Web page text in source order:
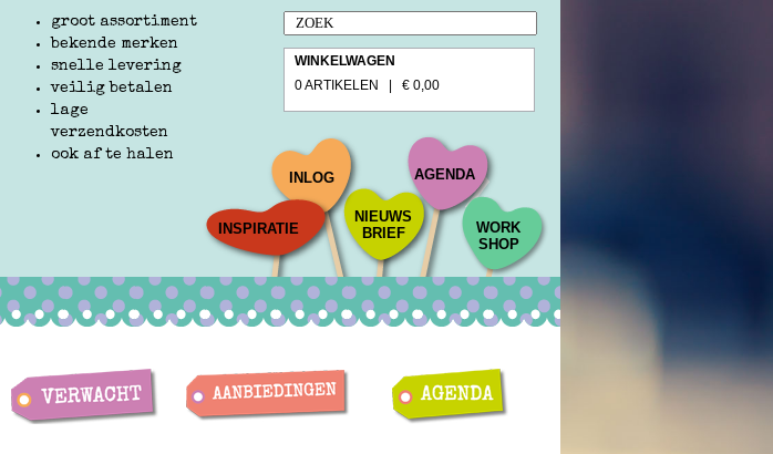
groot assortiment
bekende merken
snelle levering
veilig betalen
lage
verzendkosten
ook af te halen
WINKELWAGEN
0 ARTIKELEN | € 0,00
INSPIRATIE
INLOG
NIEUWS
BRIEF
AGENDA
WORK
SHOP